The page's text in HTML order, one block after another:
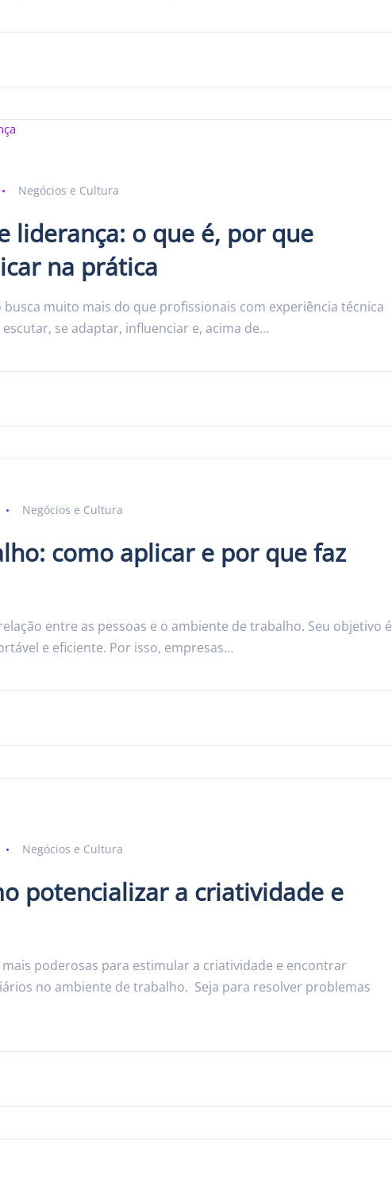
Negócios e Cultura
liderança: o que é, por que
na prática
muito mais do que profissionais com experiência técnica
se adaptar, influenciar e, acima de…
Negócios e Cultura
como aplicar e por que faz
entre as pessoas e o ambiente de trabalho. Seu objetivo é
e eficiente. Por isso, empresas…
Negócios e Cultura
potencializar a criatividade e
poderosas para estimular a criatividade e encontrar
no ambiente de trabalho. Seja para resolver problemas